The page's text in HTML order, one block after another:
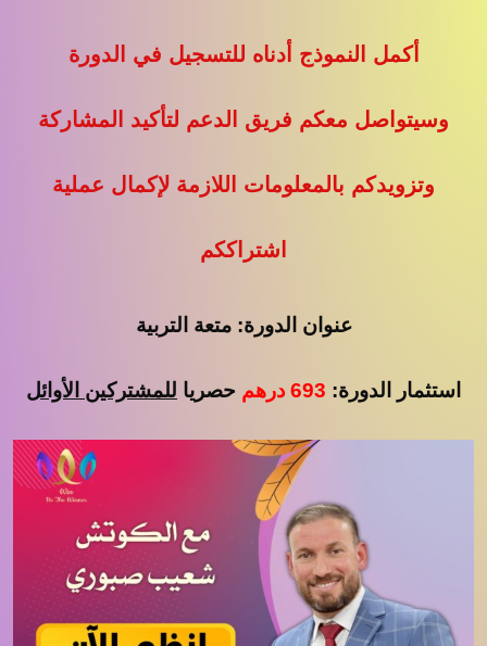
أكمل النموذج أدناه للتسجيل في الدورة
وسيتواصل معكم فريق الدعم لتأكيد المشاركة
وتزويدكم بالمعلومات اللازمة لإكمال عملية
اشتراككم
عنوان الدورة: متعة التربية
استثمار الدورة: 693 درهم حصريا للمشتركين الأوائل